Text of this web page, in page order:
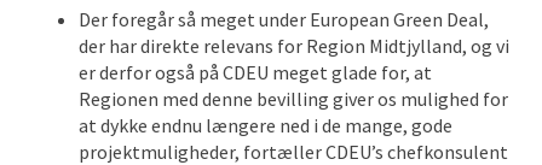
Der foregår så meget under European Green Deal,
der har direkte relevans for Region Midtjylland, og vi
er derfor også på CDEU meget glade for, at
Regionen med denne bevilling giver os mulighed for
at dykke endnu længere ned i de mange, gode
projektmuligheder, fortæller CDEU’s chefkonsulent